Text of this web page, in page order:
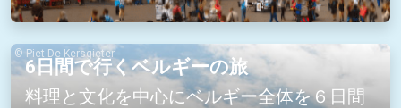
6日間で行くベルギーの旅
料理と文化を中心にベルギー全体を６日間
© Piet De Kersgieter